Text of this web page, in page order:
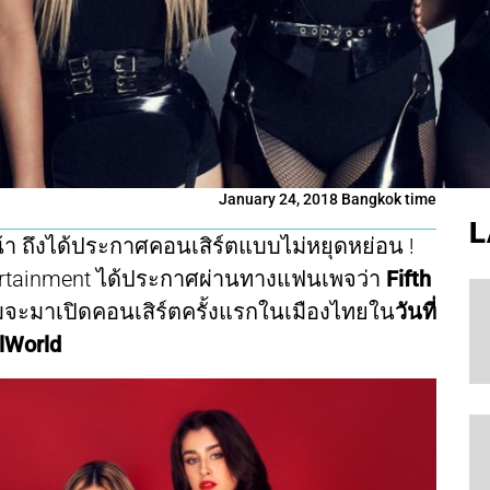
January 24, 2018 Bangkok time
ถึงได้ประกาศคอนเสิร์ตแบบไม่หยุดหย่อน !
ได้ประกาศผ่านทางแฟนเพจว่า Fifth
มาเปิดคอนเสิร์ตครั้งแรกในเมืองไทยในวันที่